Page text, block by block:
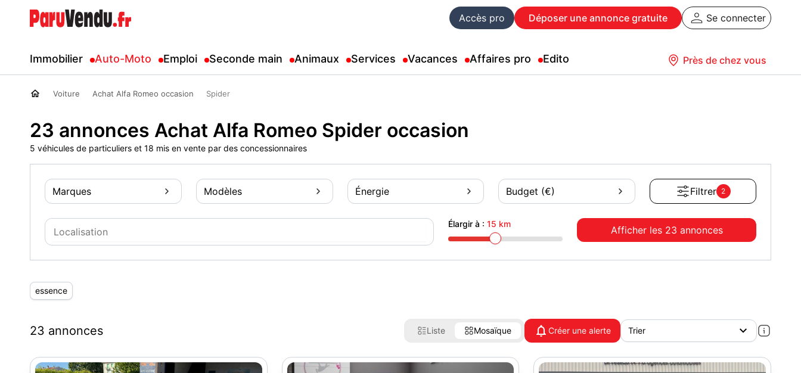
Accès pro Déposer une annonce gratuite Se connecter
Immobilier Auto-Moto Emploi Seconde main Animaux Services Vacances Affaires pro Edito Près de chez vous
Voiture Achat Alfa Romeo occasion Spider
23 annonces Achat Alfa Romeo Spider occasion
5 véhicules de particuliers et 18 mis en vente par des concessionnaires
Marques Modèles Énergie Budget (€) Filtrer 2
Élargir à : 15 km
Afficher les 23 annonces
essence
23 annonces Liste Mosaïque Créer une alerte